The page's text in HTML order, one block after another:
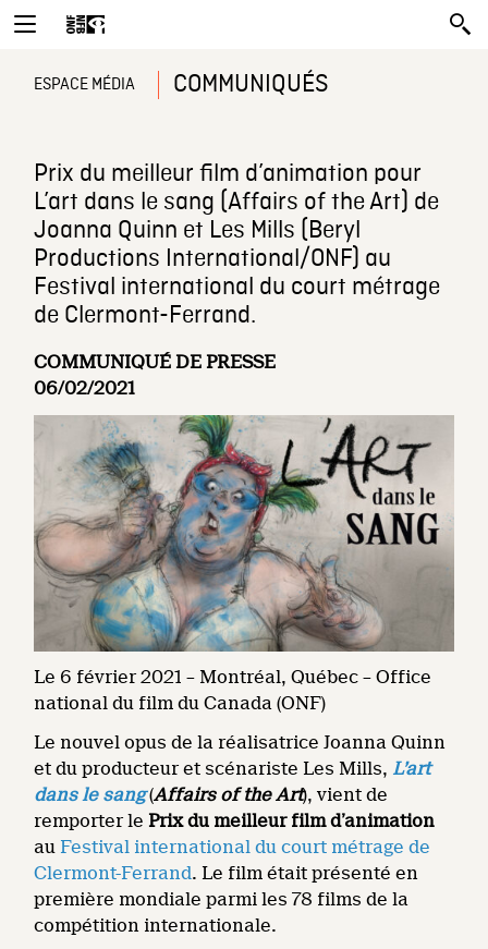
ESPACE MÉDIA COMMUNIQUÉS
Prix du meilleur film d’animation pour
L’art dans le sang (Affairs of the Art) de
Joanna Quinn et Les Mills (Beryl
Productions International/ONF) au
Festival international du court métrage
de Clermont-Ferrand.
COMMUNIQUÉ DE PRESSE
06/02/2021
Le 6 février 2021 – Montréal, Québec – Office
national du film du Canada (ONF)
Le nouvel opus de la réalisatrice Joanna Quinn
et du producteur et scénariste Les Mills, L’art
dans le sang(Affairs of the Art), vient de
remporter lePrix du meilleur film d’animation
au Festival international du court métrage de
Clermont-Ferrand. Le film était présenté en
première mondiale parmi les 78 films de la
compétition internationale.